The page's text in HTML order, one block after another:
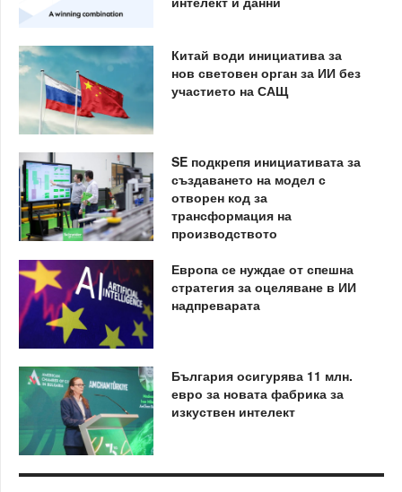
Китай води инициатива за
нов световен орган за ИИ без
участието на САЩ
SE подкрепя инициативата за
създаването на модел с
отворен код за
трансформация на
производството
Европа се нуждае от спешна
стратегия за оцеляване в ИИ
надпреварата
България осигурява 11 млн.
евро за новата фабрика за
изкуствен интелект